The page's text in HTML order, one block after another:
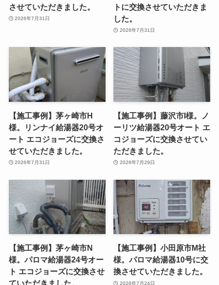
させていただきました。
2026年7月31日
トに交換させていただきま
した。
2026年7月31日
【施工事例】茅ヶ崎市H
様。リンナイ給湯器20号オ
ート エコジョーズに交換さ
せていただきました。
2026年7月31日
【施工事例】藤沢市I様。ノ
ーリツ給湯器20号オート エ
コジョーズに交換させてい
ただきました。
2026年7月29日
【施工事例】茅ヶ崎市N
様。パロマ給湯器24号オー
ト エコジョーズに交換させ
ていただきました。
【施工事例】小田原市M社
様。パロマ給湯器10号に交
換させていただきました。
2026年7月24日